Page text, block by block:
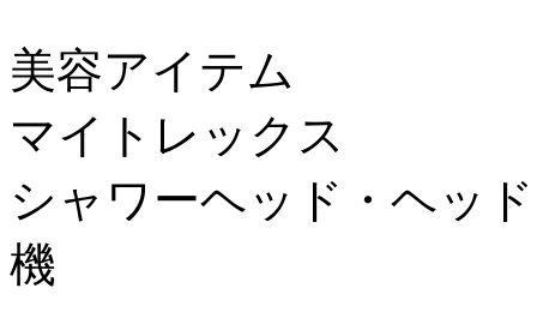
美容アイテム
マイトレックス
シャワーヘッド・ヘッ
機